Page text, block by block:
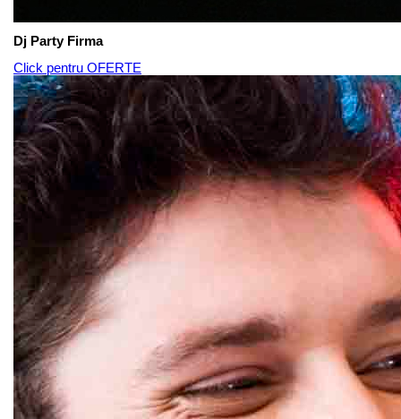
Dj Party Firma
Click pentru OFERTE